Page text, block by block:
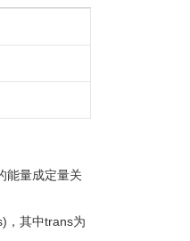
能量成定量关
，其中trans为